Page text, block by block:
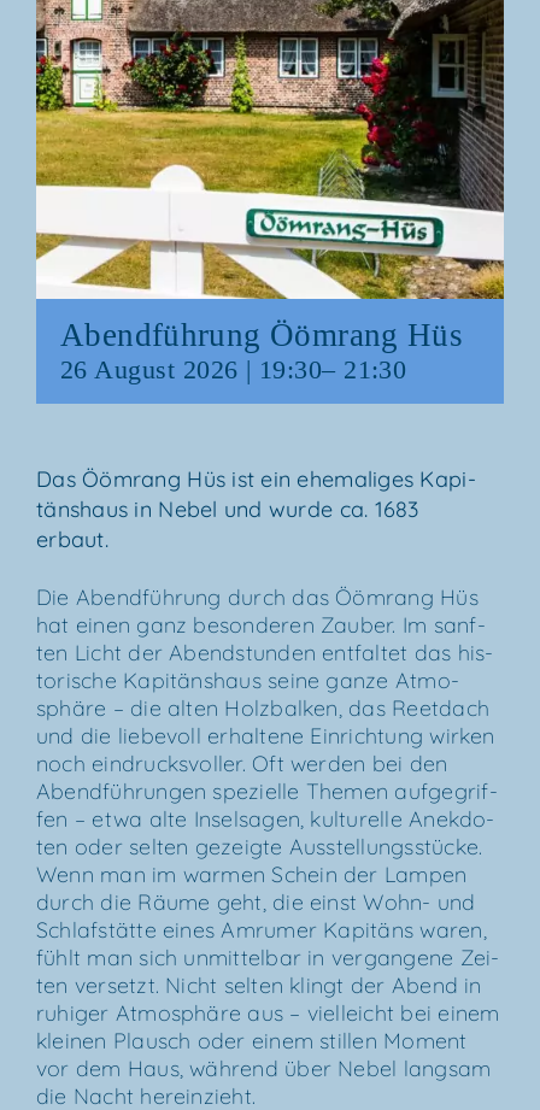
Abend­füh­rung Ööm­rang Hüs
26 August 2026 | 19:30– 21:30
Das Ööm­rang Hüs ist ein ehe­ma­li­ges Kapi­
täns­haus in Nebel und wur­de ca. 1683
erbaut.
Die Abend­füh­rung durch das Ööm­rang Hüs
hat einen ganz beson­de­ren Zau­ber. Im sanf­
ten Licht der Abend­stun­den ent­fal­tet das his­
to­ri­sche Kapi­täns­haus sei­ne gan­ze Atmo­
sphä­re – die alten Holz­bal­ken, das Reet­dach
und die lie­be­voll erhal­te­ne Ein­rich­tung wir­ken
noch ein­drucks­vol­ler. Oft wer­den bei den
Abend­füh­run­gen spe­zi­el­le The­men auf­ge­grif­
fen – etwa alte Insel­sa­gen, kul­tu­rel­le Anek­do­
ten oder sel­ten gezeig­te Aus­stel­lungs­stü­cke.
Wenn man im war­men Schein der Lam­pen
durch die Räu­me geht, die einst Wohn- und
Schlaf­stät­te eines Amru­mer Kapi­täns waren,
fühlt man sich unmit­tel­bar in ver­gan­ge­ne Zei­
ten ver­setzt. Nicht sel­ten klingt der Abend in
ruhi­ger Atmo­sphä­re aus – viel­leicht bei einem
klei­nen Plausch oder einem stil­len Moment
vor dem Haus, wäh­rend über Nebel lang­sam
die Nacht hereinzieht.